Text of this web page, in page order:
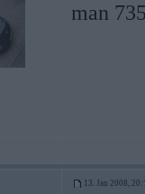
man
13. Jan 2008,